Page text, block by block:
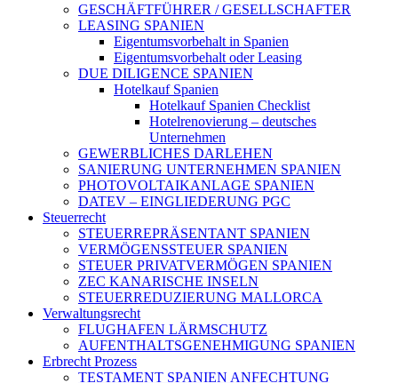
GESCHÄFTFÜHRER / GESELLSCHAFTER
LEASING SPANIEN
Eigentumsvorbehalt in Spanien
Eigentumsvorbehalt oder Leasing
DUE DILIGENCE SPANIEN
Hotelkauf Spanien
Hotelkauf Spanien Checklist
Hotelrenovierung – deutsches
Unternehmen
GEWERBLICHES DARLEHEN
SANIERUNG UNTERNEHMEN SPANIEN
PHOTOVOLTAIKANLAGE SPANIEN
DATEV – EINGLIEDERUNG PGC
Steuerrecht
STEUERREPRÄSENTANT SPANIEN
VERMÖGENSSTEUER SPANIEN
STEUER PRIVATVERMÖGEN SPANIEN
ZEC KANARISCHE INSELN
STEUERREDUZIERUNG MALLORCA
Verwaltungsrecht
FLUGHAFEN LÄRMSCHUTZ
AUFENTHALTSGENEHMIGUNG SPANIEN
Erbrecht Prozess
TESTAMENT SPANIEN ANFECHTUNG